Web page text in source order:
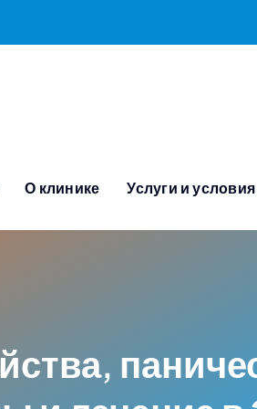
О клинике Услуги и условия